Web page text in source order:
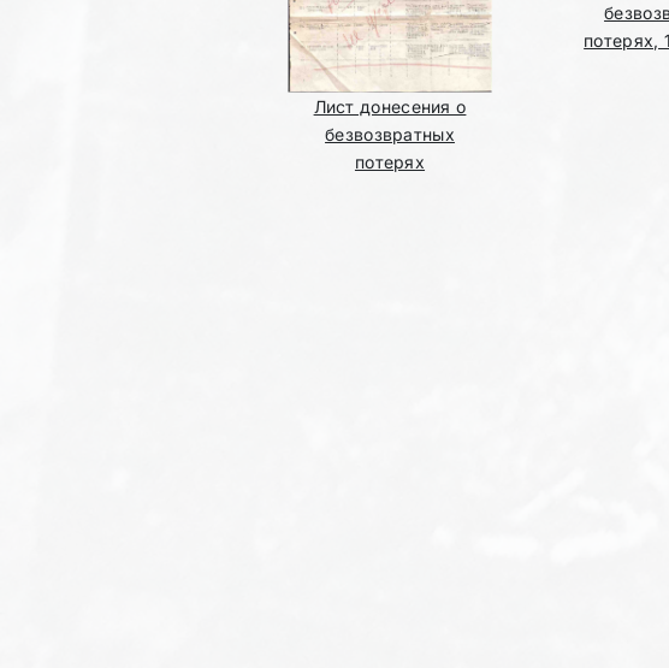
Лист донесения о
безвозвратных
потерях
потерях,